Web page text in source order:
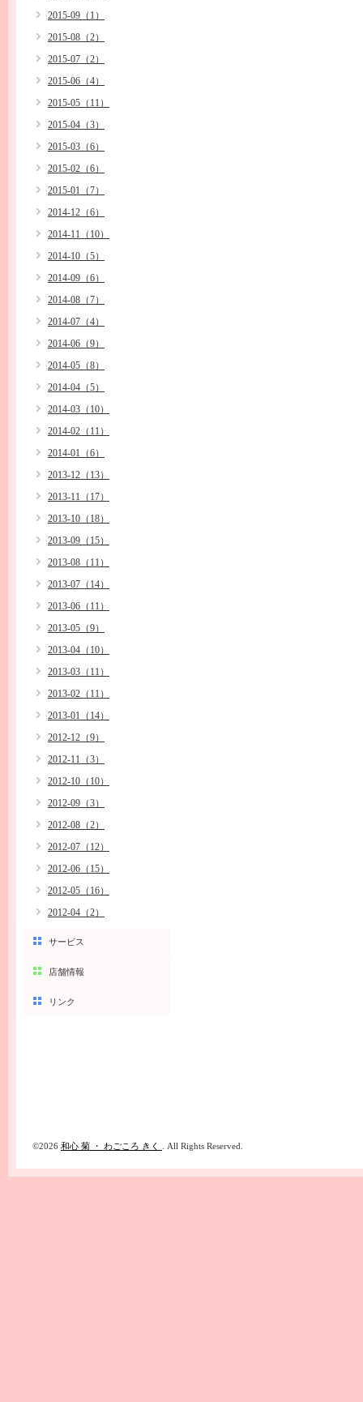
2015-09（1）
2015-08（2）
2015-07（2）
2015-06（4）
2015-05（11）
2015-04（3）
2015-03（6）
2015-02（6）
2015-01（7）
2014-12（6）
2014-11（10）
2014-10（5）
2014-09（6）
2014-08（7）
2014-07（4）
2014-06（9）
2014-05（8）
2014-04（5）
2014-03（10）
2014-02（11）
2014-01（6）
2013-12（13）
2013-11（17）
2013-10（18）
2013-09（15）
2013-08（11）
2013-07（14）
2013-06（11）
2013-05（9）
2013-04（10）
2013-03（11）
2013-02（11）
2013-01（14）
2012-12（9）
2012-11（3）
2012-10（10）
2012-09（3）
2012-08（2）
2012-07（12）
2012-06（15）
2012-05（16）
2012-04（2）
サービス
店舗情報
リンク
©2026 和心 菊 ・ わごころ きく . All Rights Reserved.